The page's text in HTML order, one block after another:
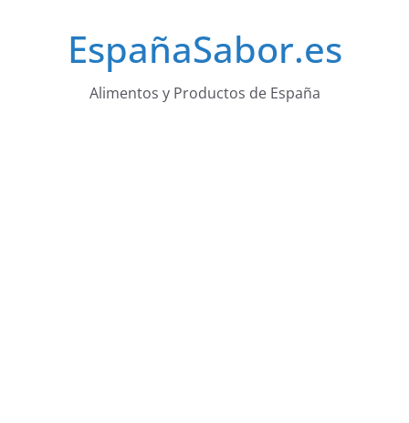
EspañaSabor.es
Alimentos y Productos de España